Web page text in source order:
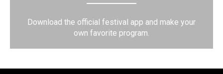
Download the official festival app and make your
own favorite program.